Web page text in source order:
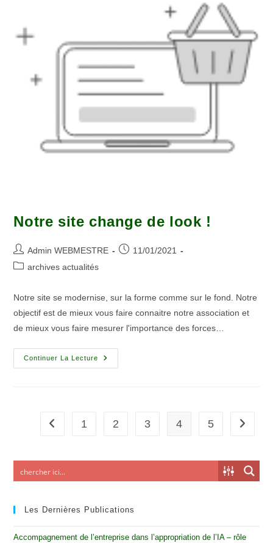
Notre site change de look !
Admin WEBMESTRE
11/01/2021
archives actualités
Notre site se modernise, sur la forme comme sur le fond. Notre
objectif est de mieux vous faire connaitre notre association et
de mieux vous faire mesurer l'importance des forces…
Continuer La Lecture
1 2 3 4 5
Les Dernières Publications
Accompagnement de l’entreprise dans l’appropriation de l’IA – rôle